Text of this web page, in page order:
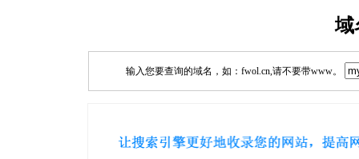
域
输入您要查询的域名，如：fwol.cn,请不要带www。